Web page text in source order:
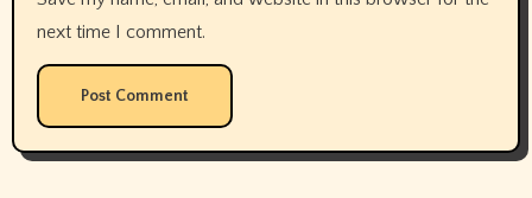
next time I comment.